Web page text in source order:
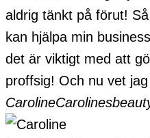
aldrig tänkt på förut!
kan hjälpa min
det är viktigt med att
proffsig! Och nu vet
Caroline